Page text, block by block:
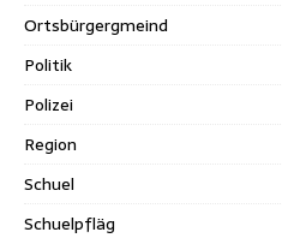
Ortsbürgergmeind
Politik
Polizei
Region
Schuel
Schuelpfläg